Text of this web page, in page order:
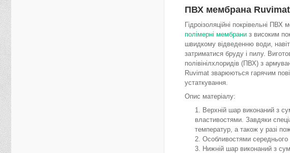
ПВХ мембрана
Гідроізоляційні покрівельні
полімерні мембрани з високим
швидкому відведенню води,
затриматися бруду і пилу.
полівінілхлоридів (ПВХ) з
Ruvimat зварюються гарячим
устаткування.
Опис матеріалу:
Верхній шар виконаний з
властивостями. Завдяки
температур, а також у разі
Особливостями середнього
Нижній шар виконаний з